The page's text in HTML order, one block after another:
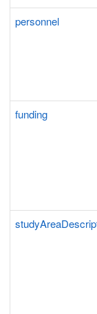
personnel
funding